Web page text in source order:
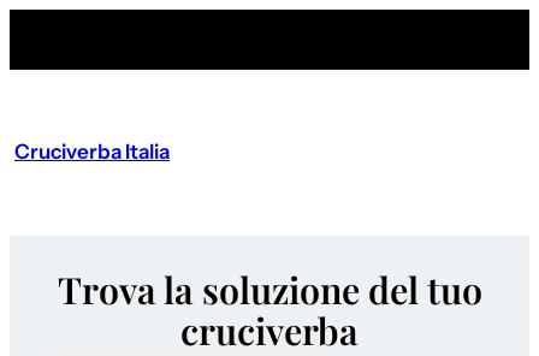
Cruciverba Italia
Trova la soluzione del tuo
cruciverba